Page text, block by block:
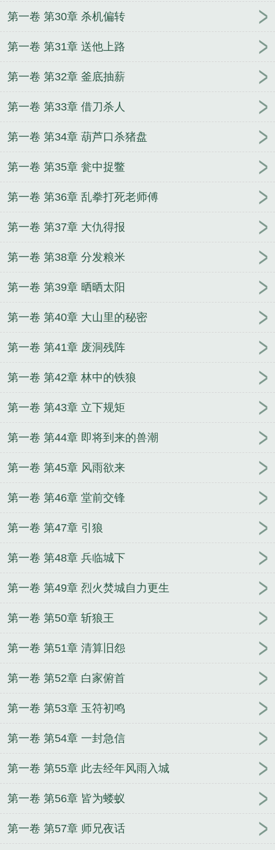
第一卷 第30章 杀机偏转
第一卷 第31章 送他上路
第一卷 第32章 釜底抽薪
第一卷 第33章 借刀杀人
第一卷 第34章 葫芦口杀猪盘
第一卷 第35章 瓮中捉鳖
第一卷 第36章 乱拳打死老师傅
第一卷 第37章 大仇得报
第一卷 第38章 分发粮米
第一卷 第39章 晒晒太阳
第一卷 第40章 大山里的秘密
第一卷 第41章 废洞残阵
第一卷 第42章 林中的铁狼
第一卷 第43章 立下规矩
第一卷 第44章 即将到来的兽潮
第一卷 第45章 风雨欲来
第一卷 第46章 堂前交锋
第一卷 第47章 引狼
第一卷 第48章 兵临城下
第一卷 第49章 烈火焚城自力更生
第一卷 第50章 斩狼王
第一卷 第51章 清算旧怨
第一卷 第52章 白家俯首
第一卷 第53章 玉符初鸣
第一卷 第54章 一封急信
第一卷 第55章 此去经年风雨入城
第一卷 第56章 皆为蝼蚁
第一卷 第57章 师兄夜话